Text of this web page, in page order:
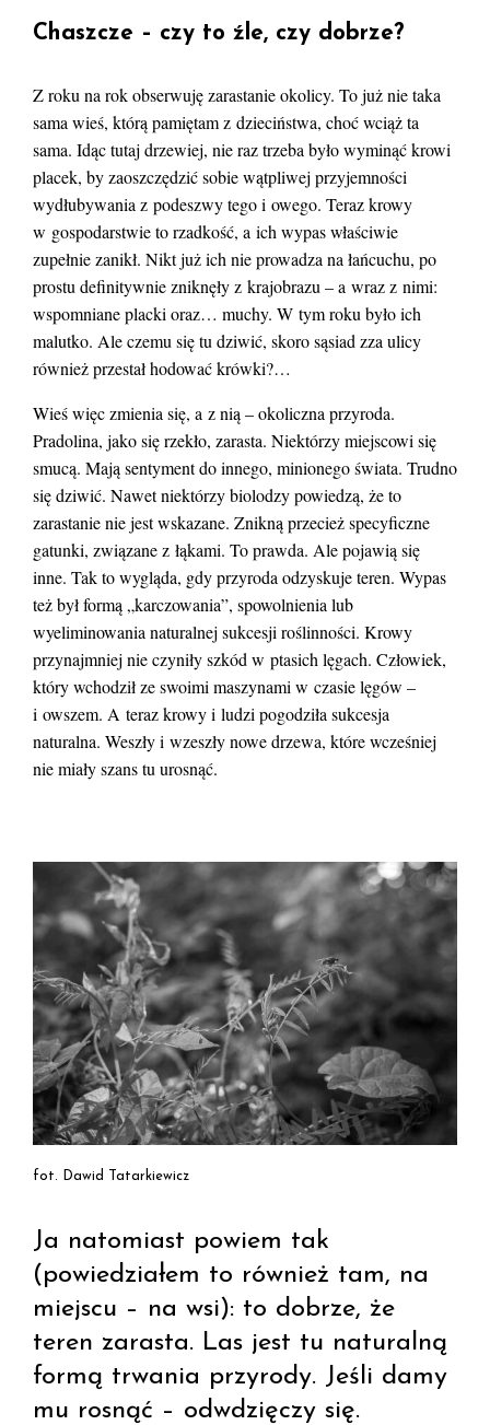
Chaszcze – czy to źle, czy dobrze?
Z roku na rok obserwuję zarastanie okolicy. To już nie taka
sama wieś, którą pamiętam z dzieciństwa, choć wciąż ta
sama. Idąc tutaj drzewiej, nie raz trzeba było wyminąć krowi
placek, by zaoszczędzić sobie wątpliwej przyjemności
wydłubywania z podeszwy tego i owego. Teraz krowy
w gospodarstwie to rzadkość, a ich wypas właściwie
zupełnie zanikł. Nikt już ich nie prowadza na łańcuchu, po
prostu definitywnie zniknęły z krajobrazu – a wraz z nimi:
wspomniane placki oraz… muchy. W tym roku było ich
malutko. Ale czemu się tu dziwić, skoro sąsiad zza ulicy
również przestał hodować krówki?…
Wieś więc zmienia się, a z nią – okoliczna przyroda.
Pradolina, jako się rzekło, zarasta. Niektórzy miejscowi się
smucą. Mają sentyment do innego, minionego świata. Trudno
się dziwić. Nawet niektórzy biolodzy powiedzą, że to
zarastanie nie jest wskazane. Znikną przecież specyficzne
gatunki, związane z łąkami. To prawda. Ale pojawią się
inne. Tak to wygląda, gdy przyroda odzyskuje teren. Wypas
też był formą „karczowania”, spowolnienia lub
wyeliminowania naturalnej sukcesji roślinności. Krowy
przynajmniej nie czyniły szkód w ptasich lęgach. Człowiek,
który wchodził ze swoimi maszynami w czasie lęgów –
i owszem. A teraz krowy i ludzi pogodziła sukcesja
naturalna. Weszły i wzeszły nowe drzewa, które wcześniej
nie miały szans tu urosnąć.
fot. Dawid Tatarkiewicz
Ja natomiast powiem tak
(powiedziałem to również tam, na
miejscu – na wsi): to dobrze, że
teren zarasta. Las jest tu naturalną
formą trwania przyrody. Jeśli damy
mu rosnąć – odwdzięczy się.